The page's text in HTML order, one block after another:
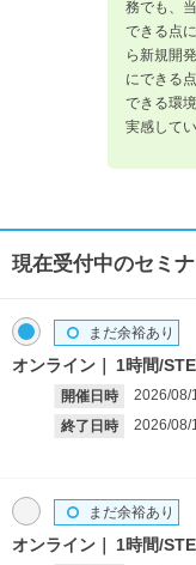
務でも、
できる点
ら新規開
にできる
できる環
実感してい
現在受付中のセミ
オンライン 1時間/
開催日時 2026/08/
終了日時
2026/08/
まだ余裕あり
オンライン 1時間/
まだ余裕あり